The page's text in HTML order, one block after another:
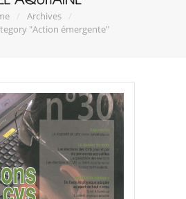
Archives
"Action émergente"